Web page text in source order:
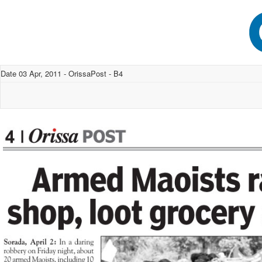
Date 03 Apr, 2011 - OrissaPost - B4